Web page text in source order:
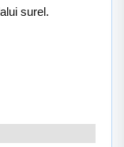
surel.